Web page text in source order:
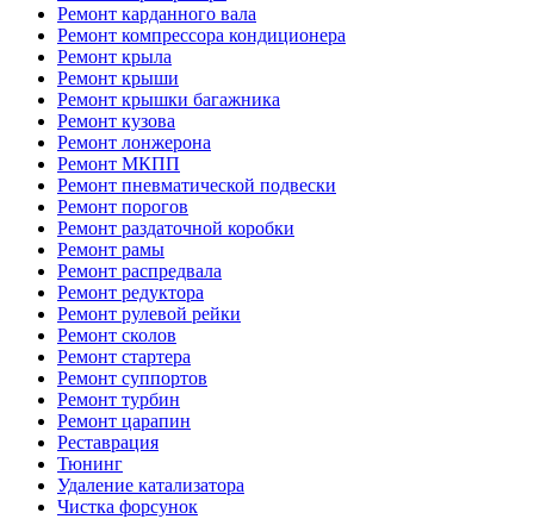
Ремонт карданного вала
Ремонт компрессора кондиционера
Ремонт крыла
Ремонт крыши
Ремонт крышки багажника
Ремонт кузова
Ремонт лонжерона
Ремонт МКПП
Ремонт пневматической подвески
Ремонт порогов
Ремонт раздаточной коробки
Ремонт рамы
Ремонт распредвала
Ремонт редуктора
Ремонт рулевой рейки
Ремонт сколов
Ремонт стартера
Ремонт суппортов
Ремонт турбин
Ремонт царапин
Реставрация
Тюнинг
Удаление катализатора
Чистка форсунок